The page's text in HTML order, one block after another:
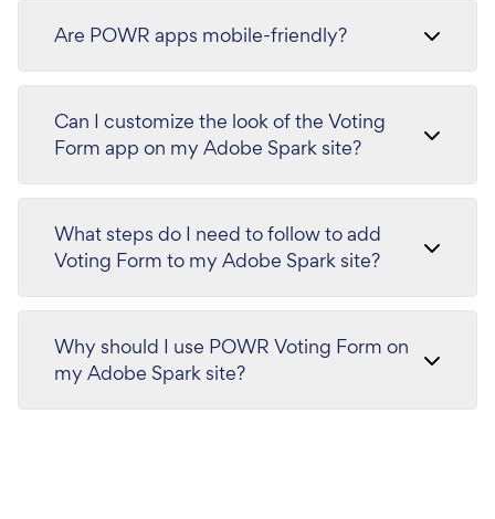
Are POWR apps mobile-friendly?
Can I customize the look of the Voting
Form app on my Adobe Spark site?
What steps do I need to follow to add
Voting Form to my Adobe Spark site?
Why should I use POWR Voting Form on
my Adobe Spark site?